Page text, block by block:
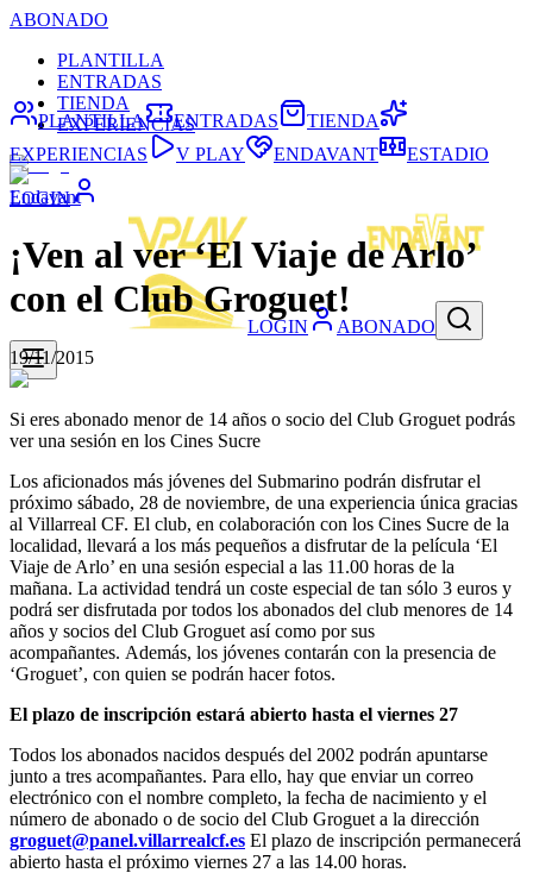
ABONADO
PLANTILLA
ENTRADAS
TIENDA
EXPERIENCIAS
LOGIN
LOGIN ABONADO
PLANTILLA ENTRADAS
TIENDA
EXPERIENCIAS
V PLAY ENDAVANT ESTADIO
Endavant
¡Ven al ver ‘El Viaje de Arlo’
con el Club Groguet!
19/11/2015
Si eres abonado menor de 14 años o socio del Club Groguet podrás
ver una sesión en los Cines Sucre
Los aficionados más jóvenes del Submarino podrán disfrutar el
próximo sábado, 28 de noviembre, de una experiencia única gracias
al Villarreal CF. El club, en colaboración con los Cines Sucre de la
localidad, llevará a los más pequeños a disfrutar de la película ‘El
Viaje de Arlo’ en una sesión especial a las 11.00 horas de la
mañana. La actividad tendrá un coste especial de tan sólo 3 euros y
podrá ser disfrutada por todos los abonados del club menores de 14
años y socios del Club Groguet así como por sus
acompañantes. Además, los jóvenes contarán con la presencia de
‘Groguet’, con quien se podrán hacer fotos.
El plazo de inscripción estará abierto hasta el viernes 27
Todos los abonados nacidos después del 2002 podrán apuntarse
junto a tres acompañantes. Para ello, hay que enviar un correo
electrónico con el nombre completo, la fecha de nacimiento y el
número de abonado o de socio del Club Groguet a la dirección
groguet@panel.villarrealcf.es El plazo de inscripción permanecerá
abierto hasta el próximo viernes 27 a las 14.00 horas.